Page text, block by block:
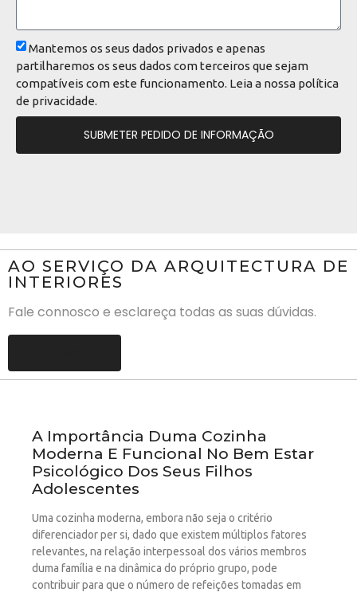
Mantemos os seus dados privados e apenas
partilharemos os seus dados com terceiros que sejam
compatíveis com este funcionamento. Leia a nossa política
de privacidade
SUBMETER PEDIDO DE INFORMAÇÃO
AO SERVIÇO DA ARQUITECTURA DE
INTERIORES
Fale connosco e esclareça todas as suas dúvidas.
A Importância Duma Cozinha
Moderna E Funcional No Bem Estar
Psicológico Dos Seus Filhos
Adolescentes
Uma cozinha moderna, embora não seja o critério
diferenciador per si, dado que existem múltiplos fatores
relevantes, na relação interpessoal dos vários membros
duma família e na dinâmica do próprio grupo, pode
contribuir para que o número de refeições tomadas em